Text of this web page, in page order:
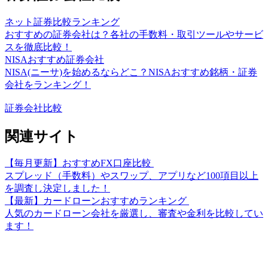
ネット証券比較ランキング
おすすめの証券会社は？各社の手数料・取引ツールやサービ
スを徹底比較！
NISAおすすめ証券会社
NISA(ニーサ)を始めるならどこ？NISAおすすめ銘柄・証券
会社をランキング！
証券会社比較
関連サイト
【毎月更新】おすすめFX口座比較
スプレッド（手数料）やスワップ、アプリなど100項目以上
を調査し決定しました！
【最新】カードローンおすすめランキング
人気のカードローン会社を厳選し、審査や金利を比較してい
ます！